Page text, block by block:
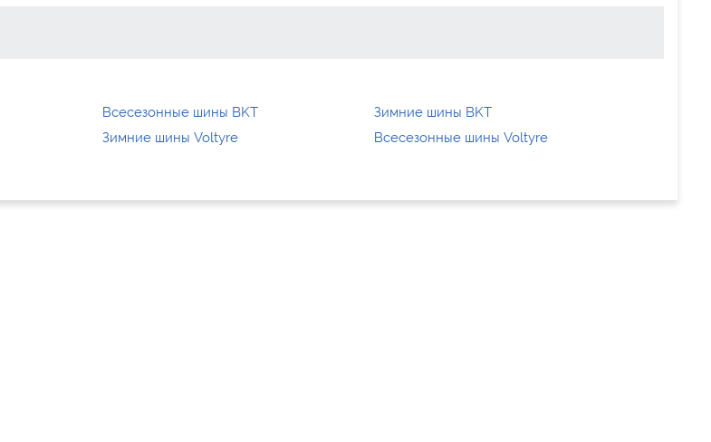
Всесезонные шины BKT
Зимние шины BKT
Зимние шины Voltyre Всесезонные шины Voltyre